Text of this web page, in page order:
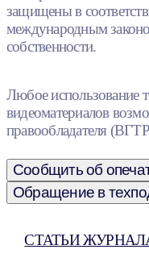
защищены в
международным
собственности.
Любое использование
видеоматериалов
правообладателя
Сообщить об
Обращение в
СТАТЬИ